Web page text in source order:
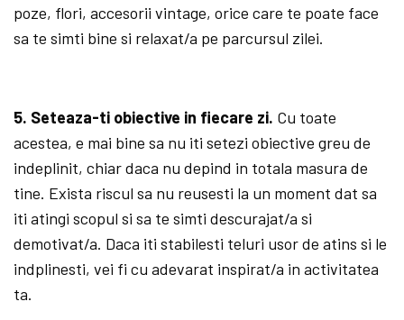
poze, flori, accesorii vintage, orice care te poate face
sa te simti bine si relaxat/a pe parcursul zilei.
5. Seteaza-ti obiective in fiecare zi. Cu toate
acestea, e mai bine sa nu iti setezi obiective greu de
indeplinit, chiar daca nu depind in totala masura de
tine. Exista riscul sa nu reusesti la un moment dat sa
iti atingi scopul si sa te simti descurajat/a si
demotivat/a. Daca iti stabilesti teluri usor de atins si le
indplinesti, vei fi cu adevarat inspirat/a in activitatea
ta.